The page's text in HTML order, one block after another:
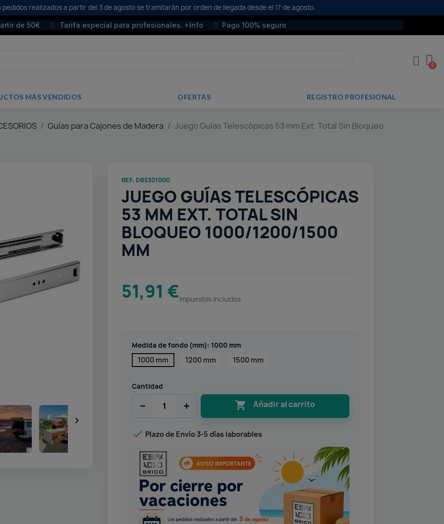
realizados a partir del 3 de agosto se tramitarán por orden de llegada desde el 17 de agosto.
de 50€ Tarifa especial para profesionales. +Info Pago 100% seguro
MÁS VENDIDOS OFERTAS REGISTRO PROFESIONAL
Guías para Cajones de Madera Juego Guías Telescópicas 53 mm Ext. Total Sin Bloqueo

REF. DB5301000
JUEGO GUÍAS TELESCÓPICAS
53 MM EXT. TOTAL SIN
BLOQUEO 1000/1200/1500
MM
51,91 €Impuestos incluidos
Medida de fondo (mm): 1000 mm
1000 mm 1200 mm 1500 mm
Cantidad
− +  Añadir al carrito
 Plazo de Envío 3-5 días laborables